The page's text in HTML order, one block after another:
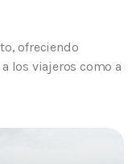
ofreciendo
los viajeros como a